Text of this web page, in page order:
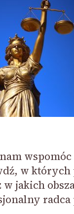
w
jakich